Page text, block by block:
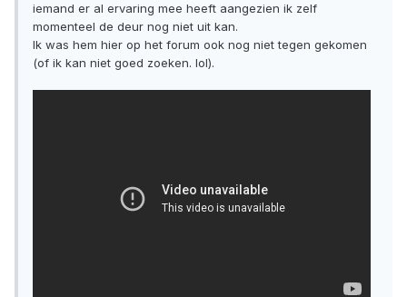
iemand er al ervaring mee heeft aangezien ik zelf
momenteel de deur nog niet uit kan.
Ik was hem hier op het forum ook nog niet tegen gekomen
(of ik kan niet goed zoeken. lol).